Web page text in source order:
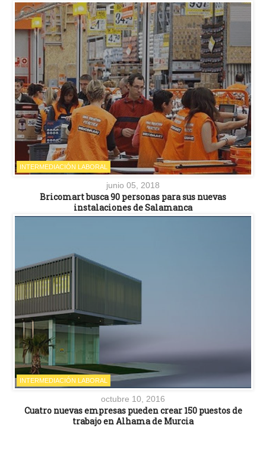
INTERMEDIACIÓN LABORAL
junio 05, 2018
Bricomart busca 90 personas para sus nuevas
instalaciones de Salamanca
INTERMEDIACIÓN LABORAL
octubre 10, 2016
Cuatro nuevas empresas pueden crear 150 puestos de
trabajo en Alhama de Murcia